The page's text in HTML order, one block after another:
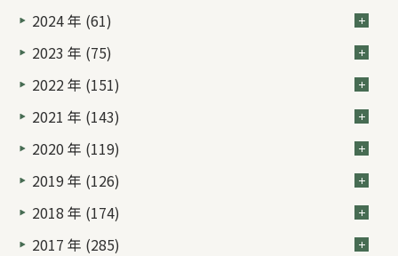
2024 年 (61)
2023 年 (75)
2022 年 (151)
2021 年 (143)
2020 年 (119)
2019 年 (126)
2018 年 (174)
2017 年 (285)